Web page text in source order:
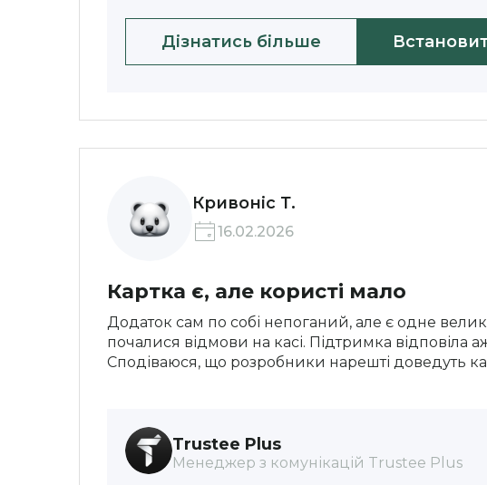
Дізнатись більше
Кривоніс Т.
16.02.2026
Картка є, але користі мало
Додаток сам по собі непоганий, але є одне
почалися відмови на касі. Підтримка відповіла
Сподіваюся, що розробники нарешті доведуть
Trustee Plus
Менеджер з комунікацій Trustee Plus